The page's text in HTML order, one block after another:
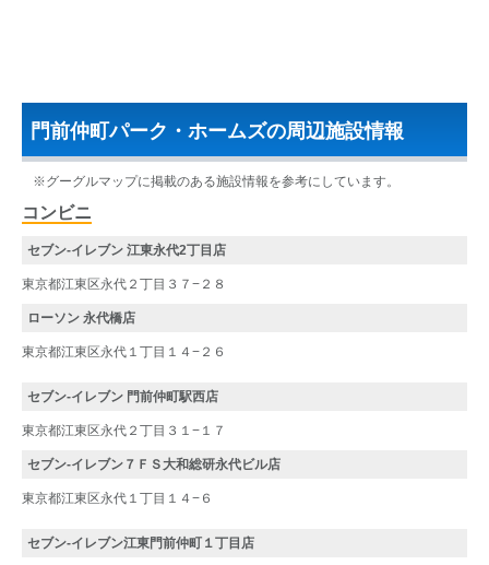
門前仲町パーク・ホームズの周辺施設情報
※グーグルマップに掲載のある施設情報を参考にしています。
コンビニ
セブン-イレブン 江東永代2丁目店
東京都江東区永代２丁目３７−２８
ローソン 永代橋店
東京都江東区永代１丁目１４−２６
セブン-イレブン 門前仲町駅西店
東京都江東区永代２丁目３１−１７
セブン-イレブン７ＦＳ大和総研永代ビル店
東京都江東区永代１丁目１４−６
セブン-イレブン江東門前仲町１丁目店